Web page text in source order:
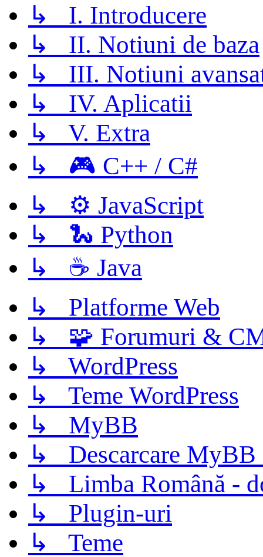
↳ I. Introducere
↳ II. Notiuni de baza
↳ III. Notiuni
↳ IV. Aplicatii
↳ V. Extra
↳ 🎮 C++ / C#
↳ ⚙️ JavaScript
↳ 🐍 Python
↳ ☕ Java
↳ Platforme Web
↳ 🧩 Forumuri &
↳ WordPress
↳ Teme WordPress
↳ MyBB
↳ Descarcare MyBB
↳ Limba Română -
↳ Plugin-uri
↳ Teme